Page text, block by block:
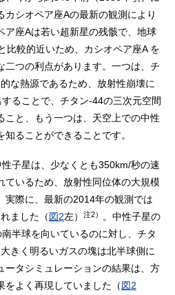
シオペア座Aの最新の観測により
ア座Aは若い超新星の残骸で、地球
比較的近いため、カシオペア座A を
二つの利点があります。一つは、チ
な熱源であるため、放射性崩壊に
ることで、チタン-44の三次元空間
こと、もう一つは、天空上での中性
ることができることです。
子星は、少なくとも350km/秒の速
ているため、放射性同位体の大規模
実際に、最新の2014年の観測では
ました（図2左） 注2）
。中性子星の
半球を向いているのに対し、チタ
きく明るいガスの塊は北半球側に
ータシミュレーションの結果は、方
をよく再現していました（図2